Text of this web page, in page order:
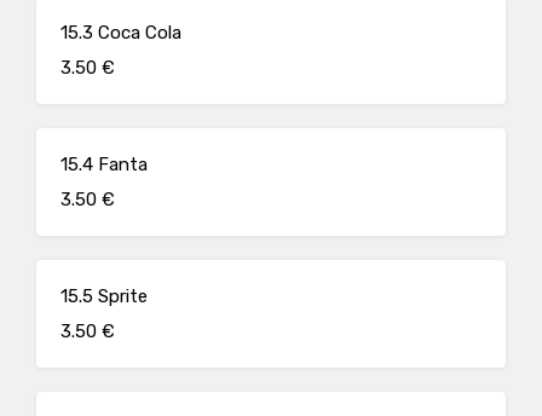
15.3 Coca Cola
3.50 €
15.4 Fanta
3.50 €
15.5 Sprite
3.50 €